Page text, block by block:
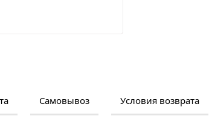
Самовывоз Условия возврата
и отзывами о товаре, чтобы сделать